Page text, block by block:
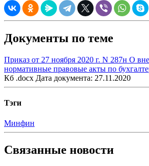
Документы по теме
Приказ от 27 ноября 2020 г. N 287н О
нормативные правовые акты по
Кб .docx Дата документа: 27.11.2020
Тэги
Минфин
Связанные новости